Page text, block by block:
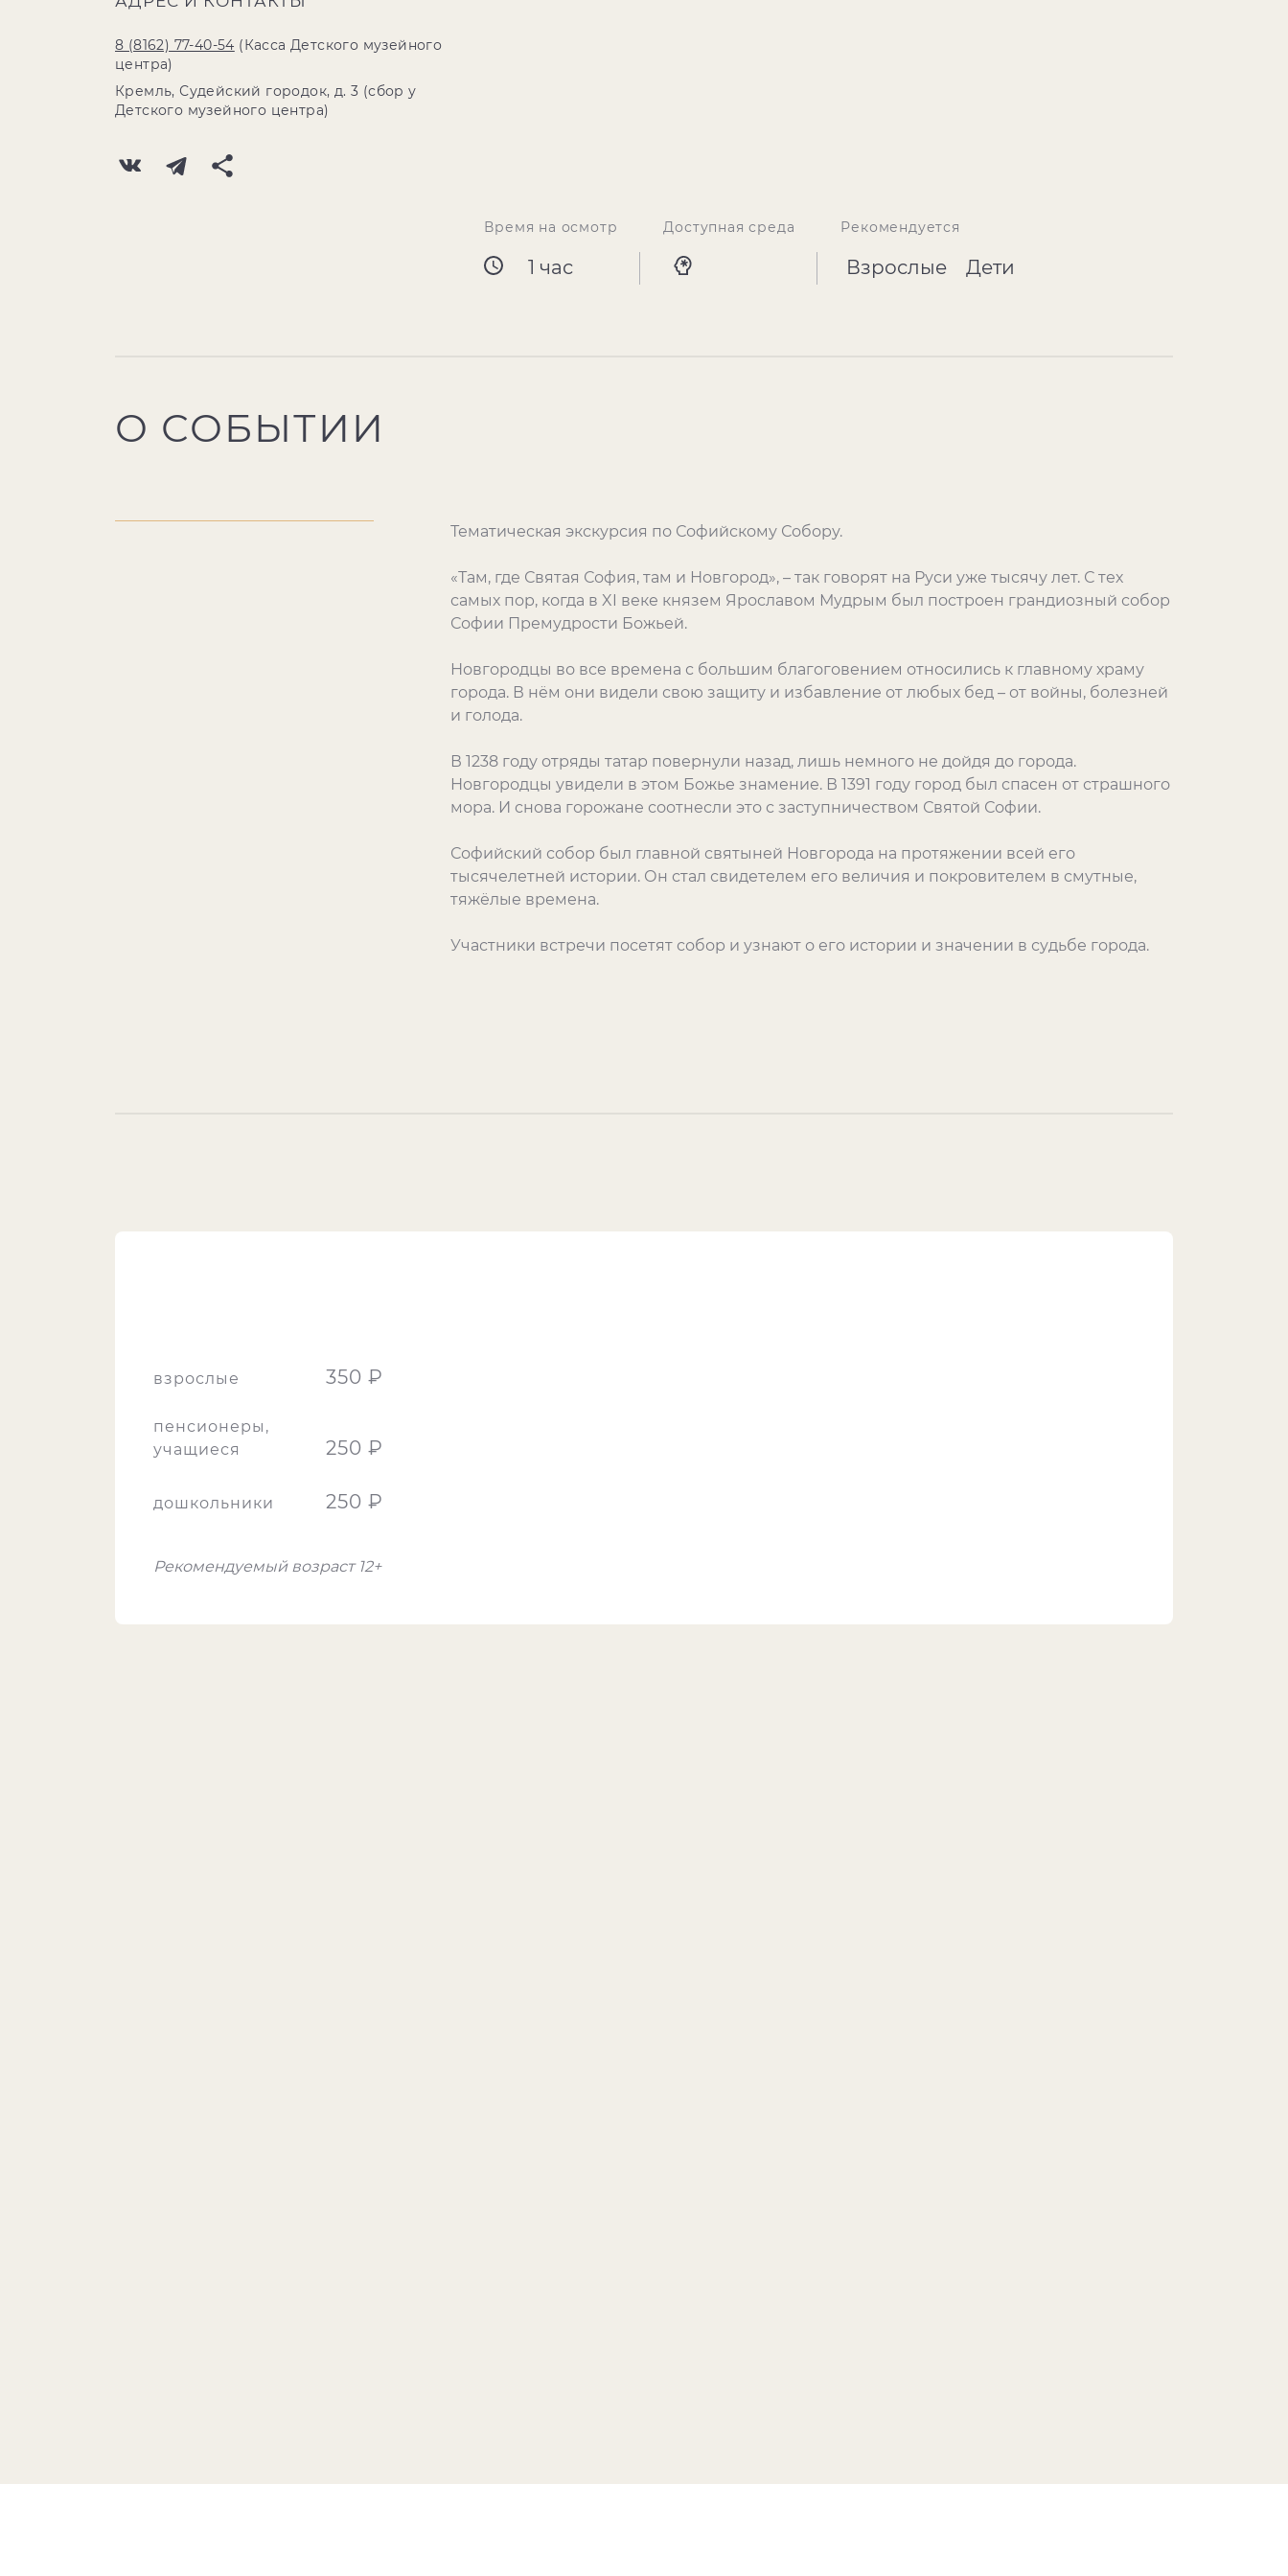
8 (8162) 77-40-54 (Касса Детского музейного
центра)
Кремль, Судейский городок, д. 3 (сбор у
Детского музейного центра)
Время на осмотр
1 час
Доступная среда Рекомендуется
Взрослые Дети
О СОБЫТИИ
Тематическая экскурсия по Софийскому Собору.
«Там, где Святая София, там и Новгород», – так говорят на Руси уже тысячу лет. С тех
самых пор, когда в XI веке князем Ярославом Мудрым был построен грандиозный собор
Софии Премудрости Божьей.
Новгородцы во все времена с большим благоговением относились к главному храму
города. В нём они видели свою защиту и избавление от любых бед – от войны, болезней
и голода.
В 1238 году отряды татар повернули назад, лишь немного не дойдя до города.
Новгородцы увидели в этом Божье знамение. В 1391 году город был спасен от страшного
мора. И снова горожане соотнесли это с заступничеством Святой Софии.
Софийский собор был главной святыней Новгорода на протяжении всей его
тысячелетней истории. Он стал свидетелем его величия и покровителем в смутные,
тяжёлые времена.
Участники встречи посетят собор и узнают о его истории и значении в судьбе города.
взрослые 350 ₽
пенсионеры,
учащиеся
250 ₽
дошкольники 250 ₽
Рекомендуемый возраст 12+